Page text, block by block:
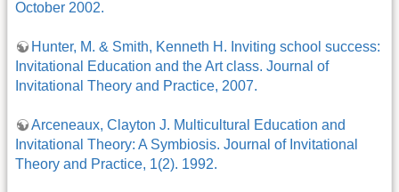
October 2002.
Hunter, M. & Smith, Kenneth H. Inviting school success:
Invitational Education and the Art class. Journal of
Invitational Theory and Practice, 2007.
Arceneaux, Clayton J. Multicultural Education and
Invitational Theory: A Symbiosis. Journal of Invitational
Theory and Practice, 1(2). 1992.